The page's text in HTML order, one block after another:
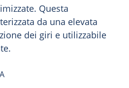
Questa
da una elevata
dei giri e utilizzabile